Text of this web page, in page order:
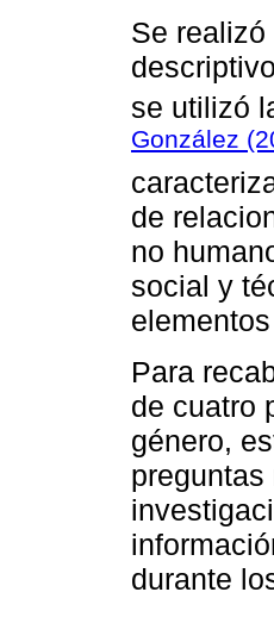
Se
se utilizó
González
de
no
social y
Para
de cuatro
género,
durante